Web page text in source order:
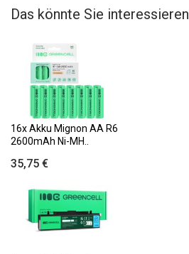
Das könnte Sie interessieren
16x Akku Mignon AA R6
2600mAh Ni-MH..
35,75 €